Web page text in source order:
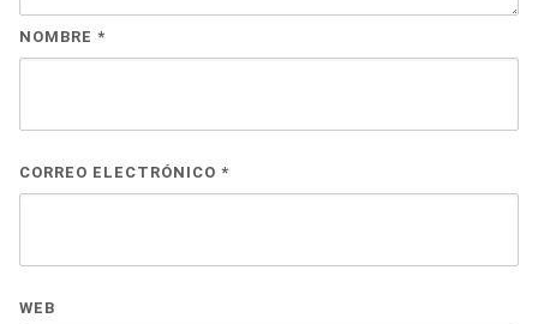
NOMBRE *
CORREO ELECTRÓNICO *
WEB